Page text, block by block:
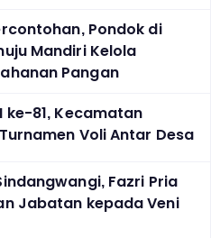
Pondok di
Mandiri Kelola
Pangan
ke-81, Kecamatan
Voli Antar Desa
Fazri Pria
Jabatan kepada Veni